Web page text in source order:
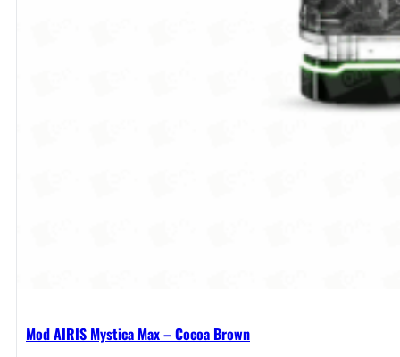
Mod AIRIS Mystica Max – Cocoa Brown